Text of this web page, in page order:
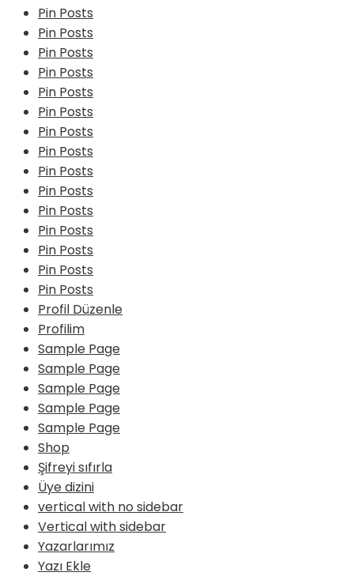
Pin Posts
Pin Posts
Pin Posts
Pin Posts
Pin Posts
Pin Posts
Pin Posts
Pin Posts
Pin Posts
Pin Posts
Pin Posts
Pin Posts
Pin Posts
Pin Posts
Pin Posts
Profil Düzenle
Profilim
Sample Page
Sample Page
Sample Page
Sample Page
Sample Page
Shop
Şifreyi sıfırla
Üye dizini
vertical with no sidebar
Vertical with sidebar
Yazarlarımız
Yazı Ekle